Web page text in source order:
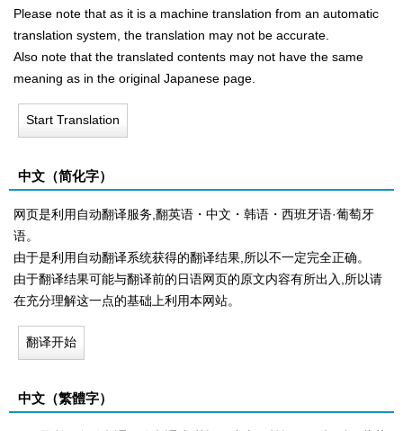
Please note that as it is a machine translation from an automatic
translation system, the translation may not be accurate.
Also note that the translated contents may not have the same
meaning as in the original Japanese page.
Start Translation
中文（简化字）
网页是利用自动翻译服务,翻英语・中文・韩语・西班牙语·葡萄牙
语。
由于是利用自动翻译系统获得的翻译结果,所以不一定完全正确。
由于翻译结果可能与翻译前的日语网页的原文内容有所出入,所以请
在充分理解这一点的基础上利用本网站。
翻译开始
中文（繁體字）